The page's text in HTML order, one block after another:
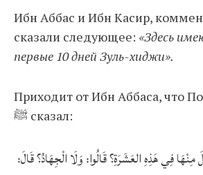
Ибн Аббас и Ибн Касир,
сказали следующее: «Здесь
первые 10 дней Зуль-хиджи».
Приходит от Ибн Аббаса, что
ﷺ сказал:
فِي هَذِهِ العَشَرَةِ؟ قَالُوا: وَلَا الْجِهَادُ؟ قَالَ: